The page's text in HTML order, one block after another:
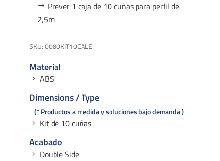
Prever 1 caja de 10 cuñas para perfil de
2,5m
SKU:0080KIT10CALE
Material
ABS
Dimensions / Type
* Productos a medida y soluciones bajo demanda
Kit de 10 cuñas
Acabado
Double Side